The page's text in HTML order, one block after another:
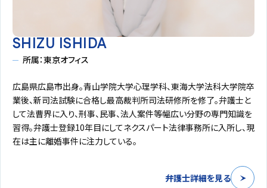
SHIZU ISHIDA
所属：東京オフィス
広島県広島市出身。青山学院大学心理学科、東海大学法科大学院卒
業後、新司法試験に合格し最高裁判所司法研修所を修了。弁護士と
して法曹界に入り、刑事、民事、法人案件等幅広い分野の専門知識を
習得。弁護士登録10年目にしてネクスパート法律事務所に入所し、現
在は主に離婚事件に注力している。
弁護士詳細を見る